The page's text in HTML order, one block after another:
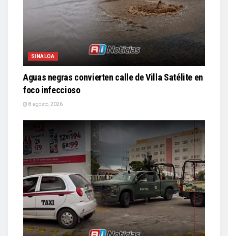
SINALOA
Aguas negras convierten calle de Villa Satélite en
foco infeccioso
8 agosto, 2026